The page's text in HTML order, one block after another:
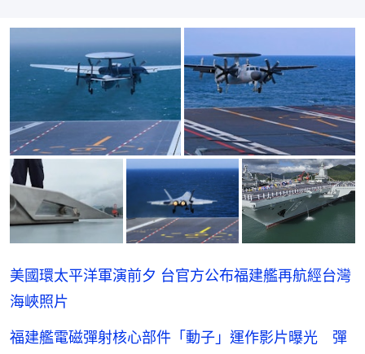
美國環太平洋軍演前夕 台官方公布福建艦再航經台灣
海峽照片
福建艦電磁彈射核心部件「動子」運作影片曝光 彈